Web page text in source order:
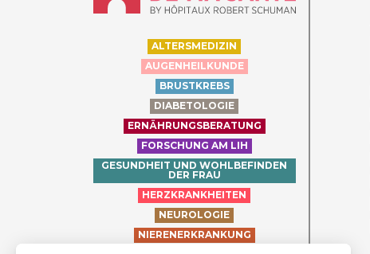
ALTERSMEDIZIN
AUGENHEILKUNDE
BRUSTKREBS
DIABETOLOGIE
ERNÄHRUNGSBERATUNG
FORSCHUNG AM LIH
GESUNDHEIT UND WOHLBEFINDEN
DER FRAU
HERZKRANKHEITEN
NEUROLOGIE
NIERENERKRANKUNG